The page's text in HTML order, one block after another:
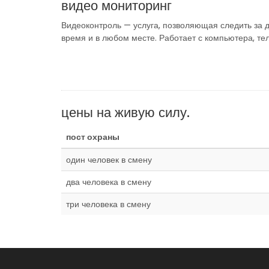
видео мониторинг
Видеоконтроль — услуга, позволяющая следить
время и в любом месте. Работает с компьютера,
цены на живую силу.
пост охраны
один человек в смену
два человека в смену
три человека в смену